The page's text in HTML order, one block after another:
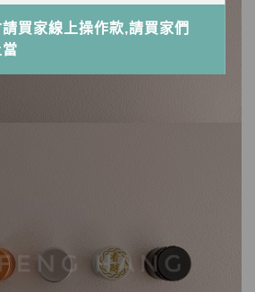
買家線上操作款,請買家們